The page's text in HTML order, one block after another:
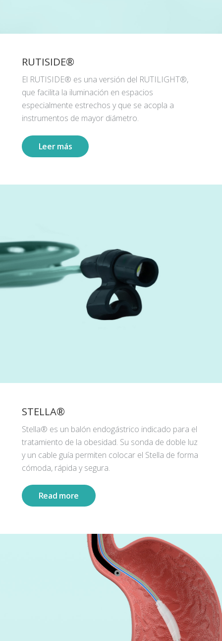
RUTISIDE®
El RUTISIDE® es una versión del RUTILIGHT®,
que facilita la iluminación en espacios
especialmente estrechos y que se acopla a
instrumentos de mayor diámetro.
Leer más
STELLA®
Stella® es un balón endogástrico indicado para el
tratamiento de la obesidad. Su sonda de doble luz
y un cable guía permiten colocar el Stella de forma
cómoda, rápida y segura.
Read more